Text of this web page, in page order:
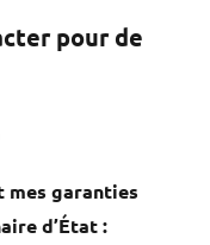
pour de
mes garanties
d’État :